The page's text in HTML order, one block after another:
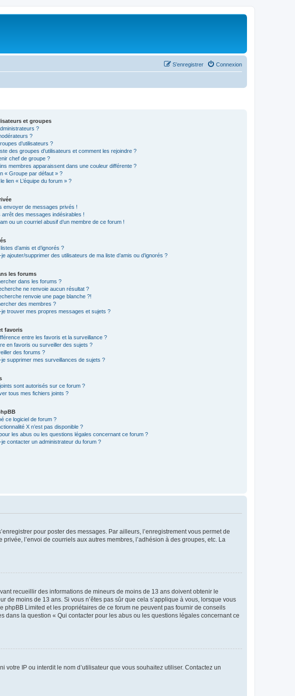
Connexion
S’enregistrer
et groupes
?
?
d’utilisateurs ?
des groupes d’utilisateurs et comment les rejoindre ?
chef de groupe ?
membres apparaissent dans une couleur différente ?
« Groupe par défaut » ?
lien « L’équipe du forum » ?
envoyer de messages privés !
des messages indésirables !
ou un courriel abusif d’un membre de ce forum !
d’amis et d’ignorés ?
ajouter/supprimer des utilisateurs de ma liste d’amis ou d’ignorés ?
les forums
dans les forums ?
ne renvoie aucun résultat ?
renvoie une page blanche ?!
des membres ?
je trouver mes propres messages et sujets ?
favoris
entre les favoris et la surveillance ?
en favoris ou surveiller des sujets ?
des forums ?
je supprimer mes surveillances de sujets ?
sont autorisés sur ce forum ?
tous mes fichiers joints ?
ce logiciel de forum ?
X n’est pas disponible ?
les abus ou les questions légales concernant ce forum ?
contacter un administrateur du forum ?
pour poster des messages. Par ailleurs, l’enregistrement vous permet de
l’envoi de courriels aux autres membres, l’adhésion à des groupes, etc. La
recueillir des informations de mineurs de moins de 13 ans doivent obtenir le
de moins de 13 ans. Si vous n’êtes pas sûr que cela s’applique à vous, lorsque vous
Limited et les propriétaires de ce forum ne peuvent pas fournir de conseils
la question « Qui contacter pour les abus ou les questions légales concernant ce
IP ou interdit le nom d’utilisateur que vous souhaitez utiliser. Contactez un